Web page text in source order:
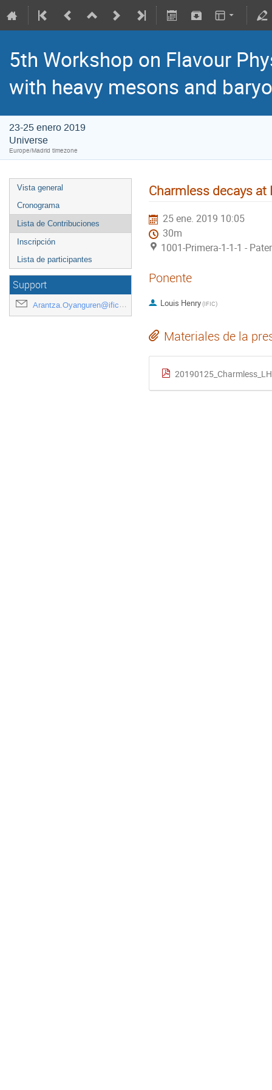
5th Workshop on Flavour
with heavy mesons and
23-25 enero 2019
Universe
Europe/Madrid timezone
Vista general
Cronograma
Lista de Contribuciones
Inscripción
Lista de participantes
Support
Arantza.Oyanguren@ific.uv.es
Charmless decays at
25 ene. 2019 10:05
30m
1001-Primera-1-1-1 -
Ponente
Louis Henry(IFIC)
Materiales de la